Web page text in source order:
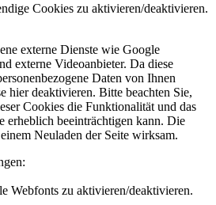
Cookies zu aktivieren/deaktivieren.
externe Dienste wie Google
externe Videoanbieter. Da diese
Daten von Ihnen
hier deaktivieren. Bitte beachten Sie,
Cookies die Funktionalität und das
erheblich beeinträchtigen kann. Die
Neuladen der Seite wirksam.
Webfonts zu aktivieren/deaktivieren.